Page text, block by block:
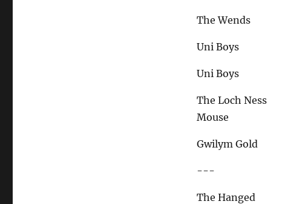
The Wends
Uni Boys
Uni Boys
The Loch Ness
Mouse
Gwilym Gold
---
The Hanged